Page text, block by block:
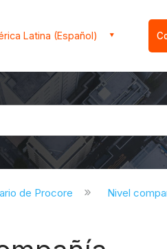
Latina (Español)
de Procore Nivel